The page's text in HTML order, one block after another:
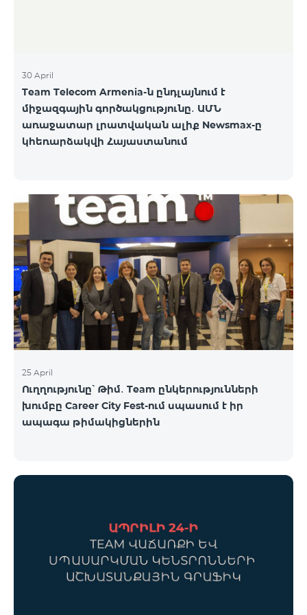
30 April
Team Telecom Armenia-ն ընդլայնում է
միջազգային գործակցությունը․ ԱՄՆ
առաջատար լրատվական ալիք Newsmax-ը
կհեռարձակվի Հայաստանում
25 April
Ուղղությունը՝ Թիմ․ Team ընկերությունների
խումբը Career City Fest-ում սպասում է իր
ապագա թիմակիցներին